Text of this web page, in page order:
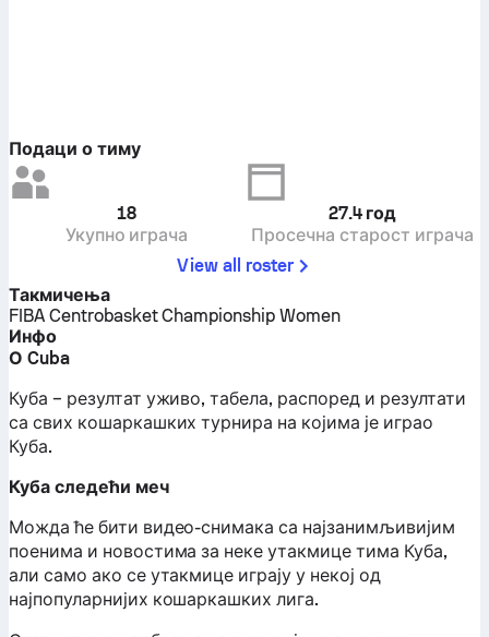
Подаци о тиму
18
Укупно играча
27.4 год
Просечна старост играча
View all roster
Такмичења
FIBA Centrobasket Championship Women
Инфо
О Cuba
Куба – резултат уживо, табела, распоред и резултати
са свих кошаркашких турнира на којима је играо
Куба.
Куба следећи меч
Можда ће бити видео-снимака са најзанимљивијим
поенима и новостима за неке утакмице тима Куба,
али само ако се утакмице играју у некој од
најпопуларнијих кошаркашких лига.